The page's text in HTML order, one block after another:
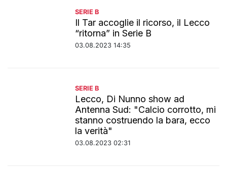
SERIE B
Il Tar accoglie il ricorso, il Lecco
“ritorna” in Serie B
03.08.2023 14:35
SERIE B
Lecco, Di Nunno show ad
Antenna Sud: "Calcio corrotto, mi
stanno costruendo la bara, ecco
la verità"
03.08.2023 02:31